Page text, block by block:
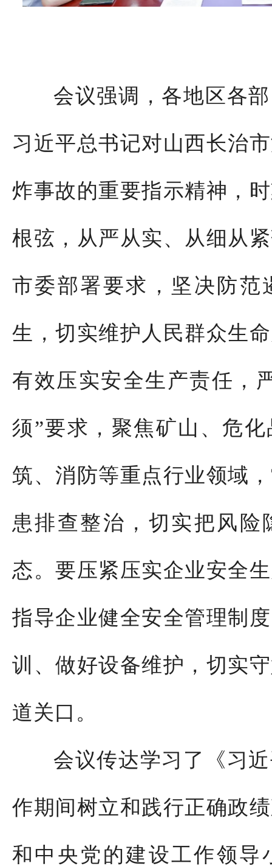
会议强调，各地区各
习近平总书记对山西长治
炸事故的重要指示精神，
根弦，从严从实、从细从
市委部署要求，坚决防范
生，切实维护人民群众生
有效压实安全生产责任，
须”要求，聚焦矿山、危
筑、消防等重点行业领域
患排查整治，切实把风险
态。要压紧压实企业安全
指导企业健全安全管理制
训、做好设备维护，切实
道关口。
会议传达学习了《习
作期间树立和践行正确政
和中央党的建设工作领导